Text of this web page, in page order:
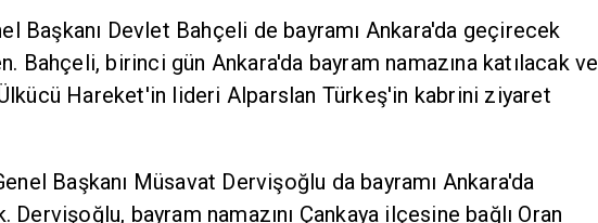
Başkanı Devlet Bahçeli de bayramı Ankara'da geçirecek
Bahçeli, birinci gün Ankara'da bayram namazına katılacak ve
Hareket'in lideri Alparslan Türkeş'in kabrini ziyaret
Başkanı Müsavat Dervişoğlu da bayramı Ankara'da
Dervişoğlu, bayram namazını Çankaya ilçesine bağlı Oran